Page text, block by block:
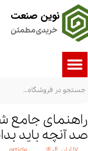
نوین صنعت
خریدی مطمئن
راهنمای جامع
صد آنچه باید